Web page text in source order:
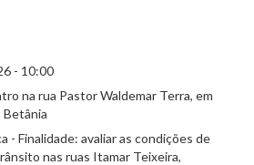
- 10:00
na rua Pastor Waldemar Terra, em
Betânia
- Finalidade: avaliar as condições de
nas ruas Itamar Teixeira,